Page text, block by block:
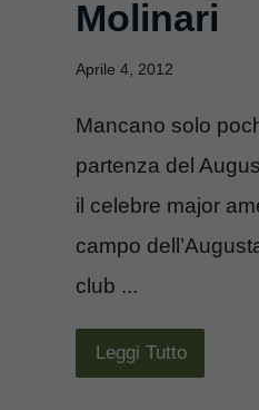
Molinari
Aprile 4, 2012
Mancano solo
partenza del
il celebre major
campo
club ...
Leggi Tutto